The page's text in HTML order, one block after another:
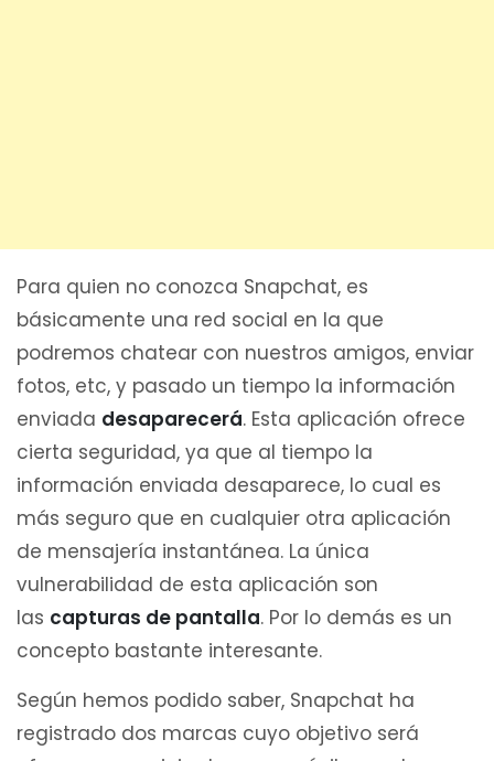
Para quien no conozca Snapchat, es
básicamente una red social en la que
podremos chatear con nuestros amigos, enviar
fotos, etc, y pasado un tiempo la información
enviada desaparecerá. Esta aplicación ofrece
cierta seguridad, ya que al tiempo la
información enviada desaparece, lo cual es
más seguro que en cualquier otra aplicación
de mensajería instantánea. La única
vulnerabilidad de esta aplicación son
las capturas de pantalla. Por lo demás es un
concepto bastante interesante.
Según hemos podido saber, Snapchat ha
registrado dos marcas cuyo objetivo será